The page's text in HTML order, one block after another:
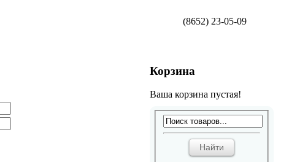
(8652) 23-05-09
Корзина
Ваша корзина пустая!